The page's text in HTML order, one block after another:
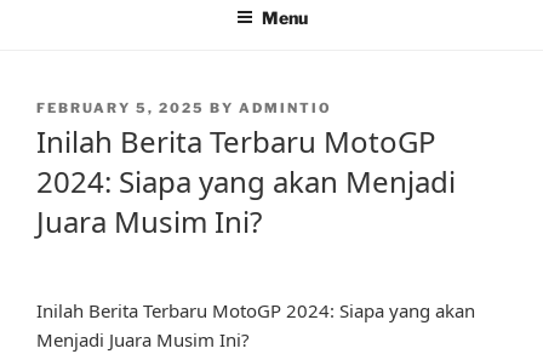
Menu
POSTED
FEBRUARY 5, 2025 BY ADMINTIO
Inilah Berita Terbaru MotoGP
2024: Siapa yang akan Menjadi
Juara Musim Ini?
Inilah Berita Terbaru MotoGP 2024: Siapa yang akan
Menjadi Juara Musim Ini?